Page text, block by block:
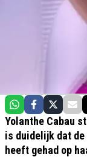
Yolanthe Cabau
is duidelijk dat de
heeft gehad op